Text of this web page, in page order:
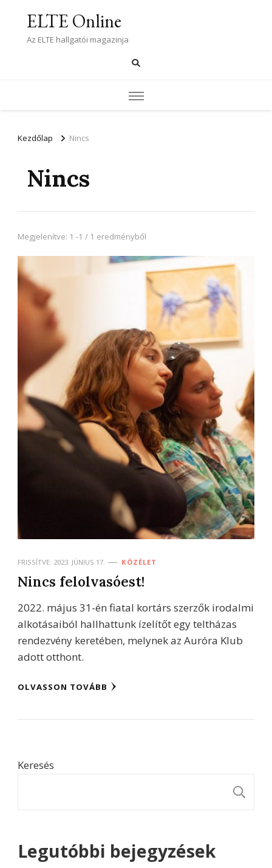
ELTE Online
Az ELTE hallgatói magazinja
Kezdőlap Nincs
Nincs
Megjelenítve: 1 -1 / 1 eredményből
FRISSÍTVE: 2023. JÚNIUS 17. KÖZÉLET
Nincs felolvasóest!
2022. május 31-én fiatal kortárs szerzők irodalmi
alkotásaiból hallhattunk ízelítőt egy teltházas
rendezvény keretében, melynek az Auróra Klub
adott otthont.
OLVASSON TOVÁBB
Keresés
Legutóbbi bejegyzések